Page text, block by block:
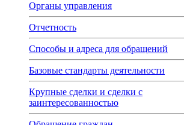
Органы управления
Отчетность
Способы и адреса для обращений
Базовые стандарты деятельности
Крупные сделки и сделки с
заинтересованностью